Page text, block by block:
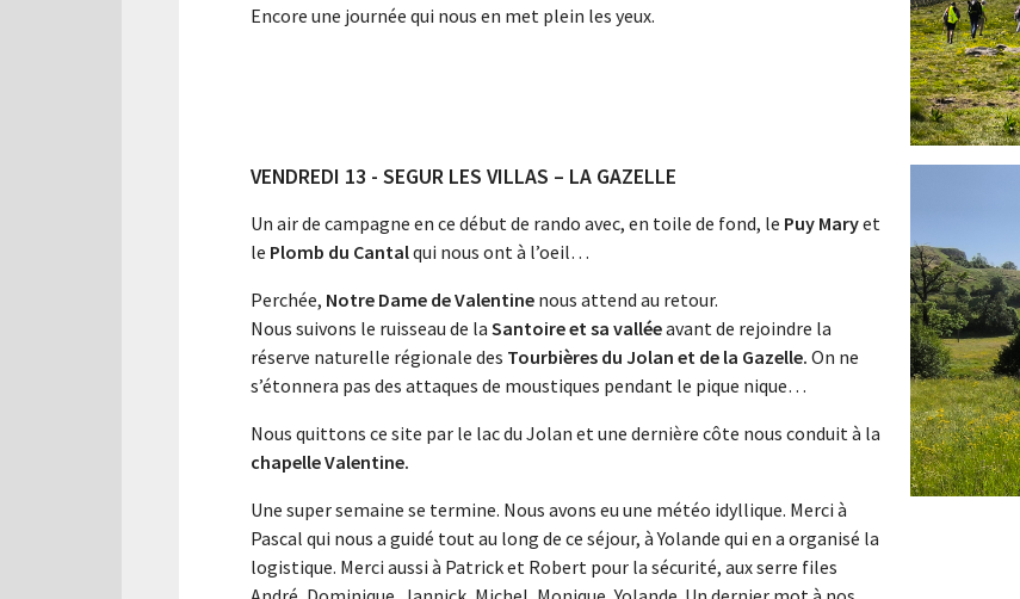
Encore une journée qui nous en met plein les yeux.
VENDREDI 13 - SEGUR LES VILLAS – LA GAZELLE
Un air de campagne en ce début de rando avec, en toile de fond, le Puy Maryet
le Plomb du Cantalqui nous ont à l’oeil…
Perchée, Notre Dame de Valentine nous attend au retour.
Nous suivons le ruisseau de la Santoireet sa valléeavant de rejoindre la
réserve naturelle régionale des Tourbières du Jolan et de la Gazelle. On ne
s’étonnera pas des attaques de moustiques pendant le pique nique…
Nous quittons ce site par le lac du Jolan et une dernière côte nous conduit à la
chapelle Valentine.
Une super semaine se termine. Nous avons eu une météo idyllique. Merci à
Pascal qui nous a guidé tout au long de ce séjour, à Yolande qui en a organisé la
logistique. Merci aussi à Patrick et Robert pour la sécurité, aux serre files